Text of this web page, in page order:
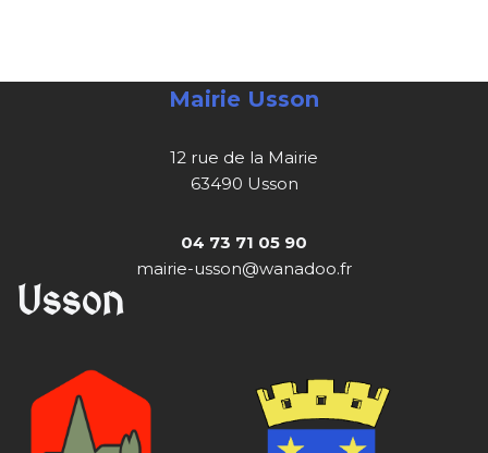
Mairie Usson
12 rue de la Mairie
63490 Usson
04 73 71 05 90
mairie-usson@wanadoo.fr
Usson